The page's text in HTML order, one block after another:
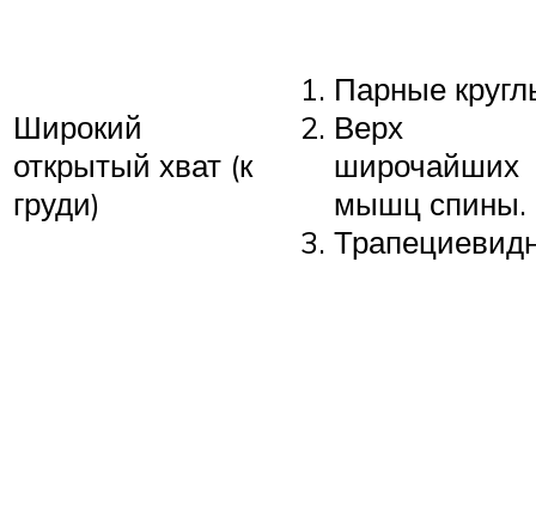
Широкий
открытый хват (к
груди)
Парные
Верх
широчайших
мышц спины.